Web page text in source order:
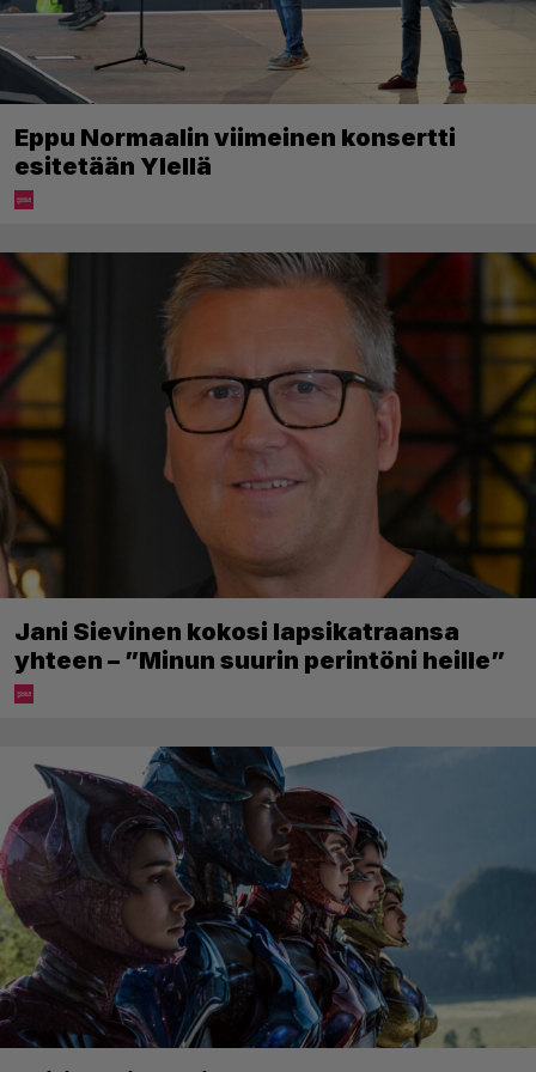
Eppu Normaalin viimeinen konsertti
esitetään Ylellä
Jani Sievinen kokosi lapsikatraansa
yhteen – ”Minun suurin perintöni heille”